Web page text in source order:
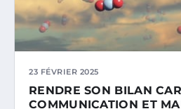
23 FÉVRIER 2025
RENDRE SON BILAN
COMMUNICATION ET